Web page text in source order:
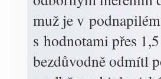
muž je v
s hodnotami přes
bezdůvodně odmítl